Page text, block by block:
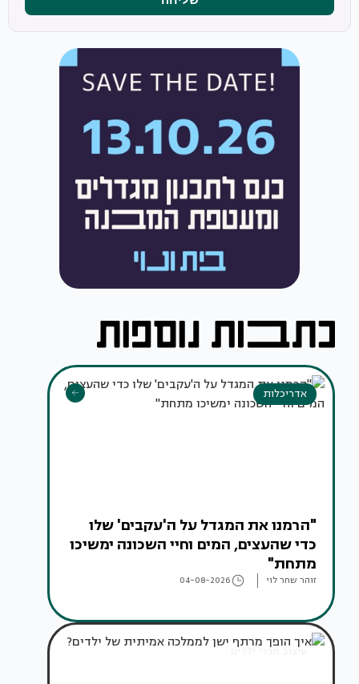
אדריכלות
"הרמנו את המגדל על ה'עקבים' שלו
כדי שהעצים, המים וחיי השכונה ימשיכו
מתחת"
זוהר שחר לוי 04-08-2026
עיצוב חדרי ילדים